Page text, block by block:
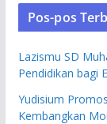
Pos-pos
Lazismu SD
Pendidikan bagi
Yudisium
Kembangkan